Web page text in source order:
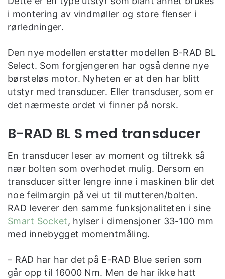
i montering av vindmøller og store flenser i
rørledninger.
Den nye modellen erstatter modellen B-RAD BL
Select. Som forgjengeren har også denne nye
børsteløs motor. Nyheten er at den har blitt
utstyr med transducer. Eller transduser, som er
det nærmeste ordet vi finner på norsk.
B-RAD BL S med transducer
En transducer leser av moment og tiltrekk så
nær bolten som overhodet mulig. Dersom en
transducer sitter lengre inne i maskinen blir det
noe feilmargin på vei ut til mutteren/bolten.
RAD leverer den samme funksjonaliteten i sine
Smart Socket, hylser i dimensjoner 33-100 mm
med innebygget momentmåling.
– RAD har har det på E-RAD Blue serien som
går opp til 16000 Nm. Men de har ikke hatt